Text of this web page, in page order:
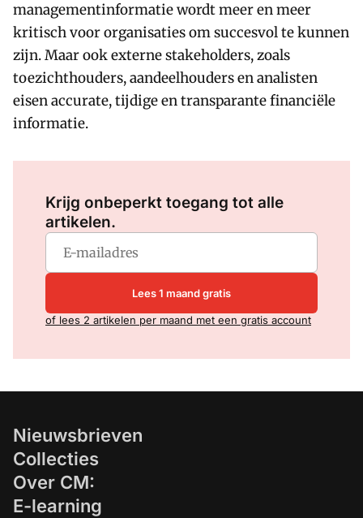
managementinformatie wordt meer en meer
kritisch voor organisaties om succesvol te kunnen
zijn. Maar ook externe stakeholders, zoals
toezichthouders, aandeelhouders en analisten
eisen accurate, tijdige en transparante financiële
informatie.
Krijg onbeperkt toegang tot alle
artikelen.
Lees 1 maand gratis
of lees 2 artikelen per maand met een gratis account
Nieuwsbrieven
Collecties
Over CM:
E-learning